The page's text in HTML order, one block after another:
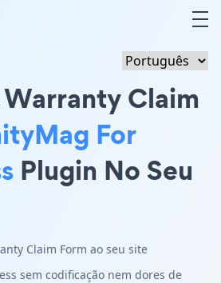
Claim
For
Plugin No Seu
Claim Form ao seu site
sem codificação nem dores de